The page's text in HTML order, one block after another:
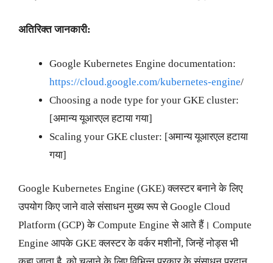
अतिरिक्त जानकारी:
Google Kubernetes Engine documentation:
https://cloud.google.com/kubernetes-engine/
Choosing a node type for your GKE cluster:
[अमान्य यूआरएल हटाया गया]
Scaling your GKE cluster: [अमान्य यूआरएल हटाया
गया]
Google Kubernetes Engine (GKE) क्लस्टर बनाने के लिए
उपयोग किए जाने वाले संसाधन मुख्य रूप से Google Cloud
Platform (GCP) के Compute Engine से आते हैं। Compute
Engine आपके GKE क्लस्टर के वर्कर मशीनों, जिन्हें नोड्स भी